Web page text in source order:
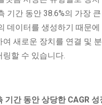
기간 동안 38.6%의 가장
데이터를 생성하기 때문
새로운 장치를 연결 및
할 수 있습니다.
기간 동안 상당한 CAGR